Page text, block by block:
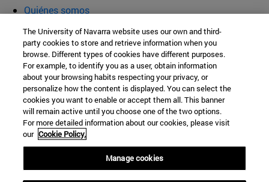
Quiénes somos
Aula abierta
Cátedra de Patrimonio y Arte Navarro
Facultad de Filosofía y Letras
Campus Universitario s/n
Navarra
España
The University of Navarra website uses our own and third-
party cookies to store and retrieve information when you
browse. Different types of cookies have different purposes.
For example, to identify you as a user, obtain information
about your browsing habits respecting your privacy, or
personalize how the content is displayed. You can select the
cookies you want to enable or accept them all. This banner
will remain active until you choose one of the two options.
For more detailed information about our cookies, please visit
our Cookie Policy.
Manage cookies